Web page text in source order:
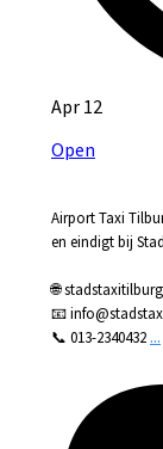
Apr 12
Open
Airport Taxi
en eindigt bij
🌐
📧
📞 013-2340432...